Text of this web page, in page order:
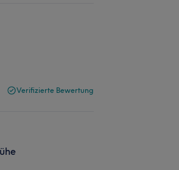
Verifizierte Bewertung